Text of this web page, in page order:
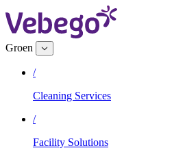
Groen
/
Cleaning Services
/
Facility Solutions